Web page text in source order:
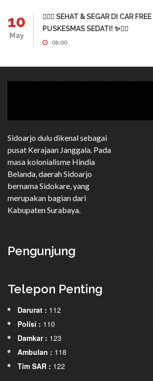
10
May
🏃‍♂️✨ SEHAT & SEGAR DI CAR
PUSKESMAS SEDATI! ✨🏃‍♀️
08:00
Sidoarjo dulu dikenal sebagai
pusat Kerajaan Janggala. Pada
masa kolonialisme Hindia
Belanda, daerah Sidoarjo
bernama Sidokare, yang
merupakan bagian dari
Kabupaten Surabaya.
Pengunjung
Telepon Penting
Darurat : 112
Polisi : 110
Damkar : 123
Ambulan : 118
Tim SAR : 122